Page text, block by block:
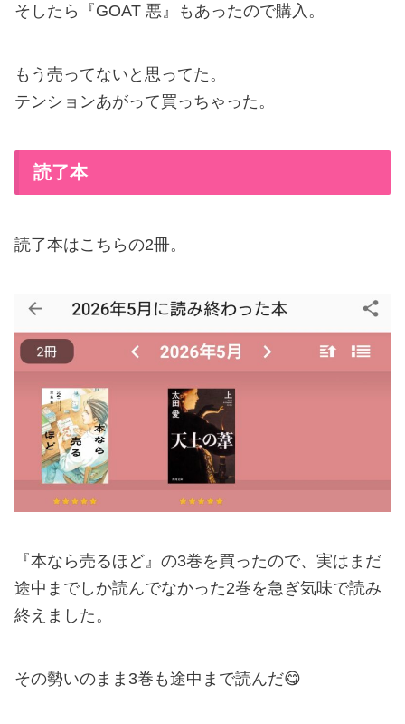
そしたら『GOAT 悪』もあったので購入。
もう売ってないと思ってた。
テンションあがって買っちゃった。
読了本
読了本はこちらの2冊。
『本なら売るほど』の3巻を買ったので、実はまだ
途中までしか読んでなかった2巻を急ぎ気味で読み
終えました。
その勢いのまま3巻も途中まで読んだ😋